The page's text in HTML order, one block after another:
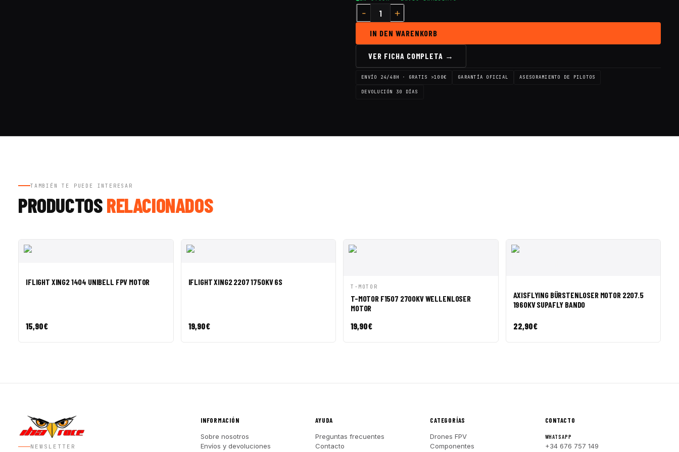
IN DEN WARENKORB
VER FICHA COMPLETA →
ENVÍO 24/48H · GRATIS >100€ GARANTÍA OFICIAL ASESORAMIENTO DE PILOTOS
DEVOLUCIÓN 30 DÍAS
TAMBIÉN TE PUEDE INTERESAR
PRODUCTOSRELACIONADOS
IFLIGHT XING2 1404 UNIBELL FPV MOTOR
15,90€
IFLIGHT XING2 2207 1750KV 6S
19,90€
VISTA RÁPIDA
T-MOTOR
T-MOTOR F1507 2700KV WELLENLOSER
MOTOR
19,90€
AXISFLYING BÜRSTENLOSER MOTOR 2207.5
1960KV SUPAFLY BANDO
22,90€
NEWSLETTER
INFORMACIÓN
Sobre nosotros
Envíos y devoluciones
AYUDA
Preguntas frecuentes
Contacto
CATEGORÍAS
Drones FPV
Componentes
CONTACTO
WHATSAPP
+34 676 757 149